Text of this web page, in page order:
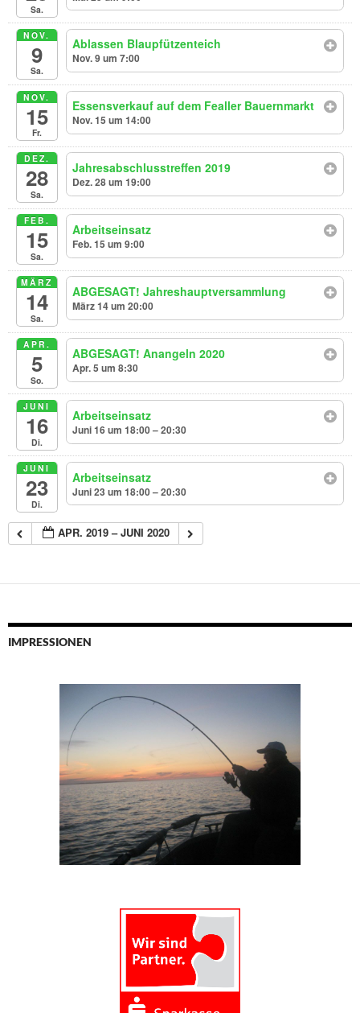
Sa.
NOV.
9
Sa.
Ablassen Blaupfützenteich
Nov. 9 um 7:00
NOV.
15
Fr.
Essensverkauf auf dem Fealler Bauernmarkt
Nov. 15 um 14:00
DEZ.
28
Sa.
Jahresabschlusstreffen 2019
Dez. 28 um 19:00
FEB.
15
Sa.
Arbeitseinsatz
Feb. 15 um 9:00
MÄRZ
14
Sa.
ABGESAGT! Jahreshauptversammlung
März 14 um 20:00
APR.
5
So.
ABGESAGT! Anangeln 2020
Apr. 5 um 8:30
JUNI
16
Di.
Arbeitseinsatz
Juni 16 um 18:00 – 20:30
JUNI
23
Di.
Arbeitseinsatz
Juni 23 um 18:00 – 20:30
APR. 2019 – JUNI 2020
IMPRESSIONEN